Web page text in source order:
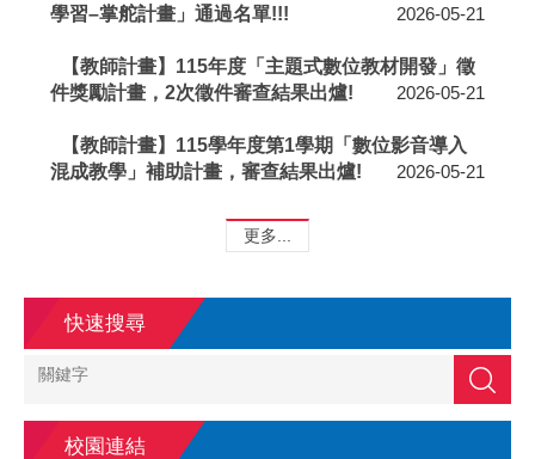
學習–掌舵計畫」通過名單!!!
2026-05-21
【教師計畫】115年度「主題式數位教材開發」徵
件獎勵計畫，2次徵件審查結果出爐!
2026-05-21
【教師計畫】115學年度第1學期「數位影音導入
混成教學」補助計畫，審查結果出爐!
2026-05-21
更多...
快速搜尋
搜尋
校園連結